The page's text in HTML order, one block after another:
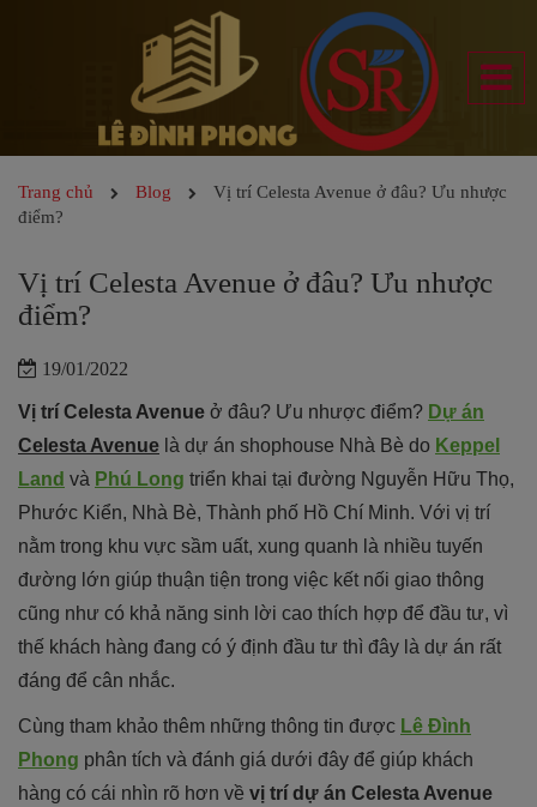
Trang chủ Blog
Vị trí Celesta Avenue ở đâu? Ưu nhược
điểm?
Vị trí Celesta Avenue ở đâu? Ưu nhược
điểm?
19/01/2022
Vị trí Celesta Avenue ở đâu? Ưu nhược điểm? Dự án
Celesta Avenue là dự án shophouse Nhà Bè do Keppel
Land và Phú Long triển khai tại đường Nguyễn Hữu Thọ,
Phước Kiển, Nhà Bè, Thành phố Hồ Chí Minh. Với vị trí
nằm trong khu vực sầm uất, xung quanh là nhiều tuyến
đường lớn giúp thuận tiện trong việc kết nối giao thông
cũng như có khả năng sinh lời cao thích hợp để đầu tư, vì
thế khách hàng đang có ý định đầu tư thì đây là dự án rất
đáng để cân nhắc.
Cùng tham khảo thêm những thông tin được Lê Đình
Phong phân tích và đánh giá dưới đây để giúp khách
hàng có cái nhìn rõ hơn về vị trí dự án Celesta Avenue